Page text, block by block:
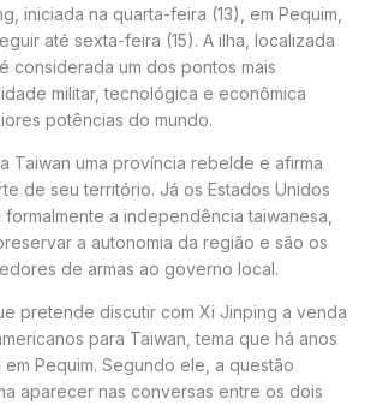
iniciada na quarta-feira (13), em Pequim,
até sexta-feira (15). A ilha, localizada
considerada um dos pontos mais
militar, tecnológica e econômica
potências do mundo.
Taiwan uma província rebelde e afirma
de seu território. Já os Estados Unidos
a independência taiwanesa,
a autonomia da região e são os
de armas ao governo local.
pretende discutir com Xi Jinping a venda
para Taiwan, tema que há anos
Pequim. Segundo ele, a questão
aparecer nas conversas entre os dois